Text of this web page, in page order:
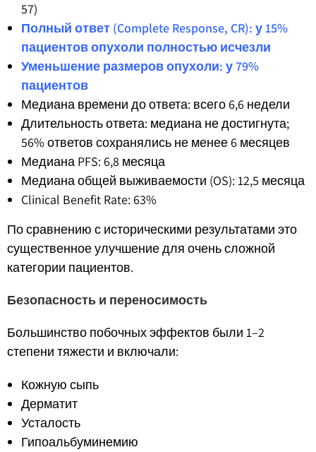
57)
Полный ответ (Complete Response, CR): у 15%
пациентов опухоли полностью исчезли
Уменьшение размеров опухоли: у 79%
пациентов
Медиана времени до ответа: всего 6,6 недели
Длительность ответа: медиана не достигнута;
56% ответов сохранялись не менее 6 месяцев
Медиана PFS: 6,8 месяца
Медиана общей выживаемости (OS): 12,5 месяца
Clinical Benefit Rate: 63%
По сравнению с историческими результатами это
существенное улучшение для очень сложной
категории пациентов.
Безопасность и переносимость
Большинство побочных эффектов были 1–2
степени тяжести и включали:
Кожную сыпь
Дерматит
Усталость
Гипоальбуминемию